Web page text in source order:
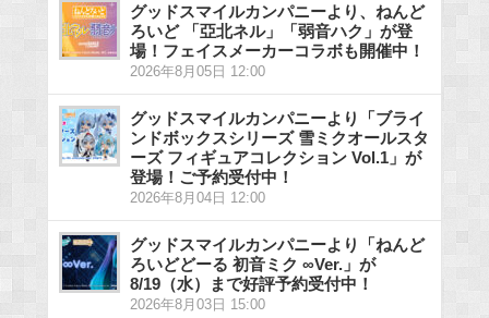
グッドスマイルカンパニーより、ねんど
ろいど 「亞北ネル」「弱音ハク」が登
場！フェイスメーカーコラボも開催中！
2026年8月05日 12:00
グッドスマイルカンパニーより「ブライ
ンドボックスシリーズ 雪ミクオールスタ
ーズ フィギュアコレクション Vol.1」が
登場！ご予約受付中！
2026年8月04日 12:00
グッドスマイルカンパニーより「ねんど
ろいどどーる 初音ミク ∞Ver.」が
8/19（水）まで好評予約受付中！
2026年8月03日 15:00